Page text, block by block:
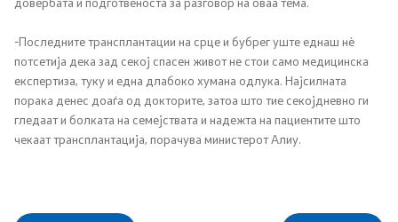
Овластувања за здравствени установи
Обнова на дозвола за работа
Завршни сметки
-Последните трансплантации на срце и бубрег уште еднаш нè
потсетија дека зад секој спасен живот не стои само медицинска
експертиза, туку и една длабоко хумана одлука. Најсилната
порака денес доаѓа од докторите, затоа што тие секојдневно ги
гледаат и болката на семејствата и надежта на пациентите што
чекаат трансплантација, порачува министерот Алиу.